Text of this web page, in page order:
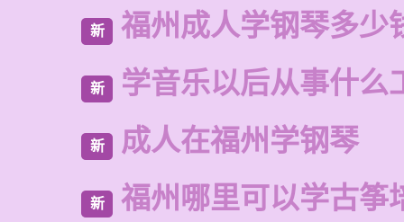
新 福州成人学钢琴多少
新 学音乐以后从事什么
新 成人在福州学钢琴
新 福州哪里可以学古筝